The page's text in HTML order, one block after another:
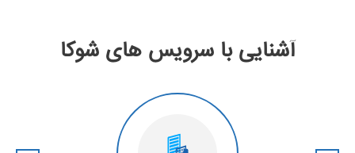
آشنایی با سرویس های شوکا